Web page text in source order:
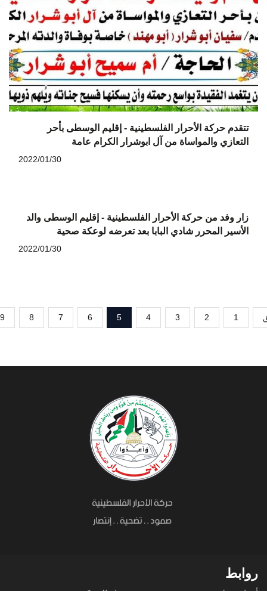
تتقدم حركة الأحرار الفلسطينية - إقليم الوسطى بأحر
التعازي والمواساة من آل ابوشرار الكرام عامة
زار وفد من حركة الأحرار الفلسطينية - إقليم الوسطى والد
الأسير المحرر شادي البابا بعد تعرضه لوعكة صحية
1
2
3
4
5
6
7
8
9
روابط